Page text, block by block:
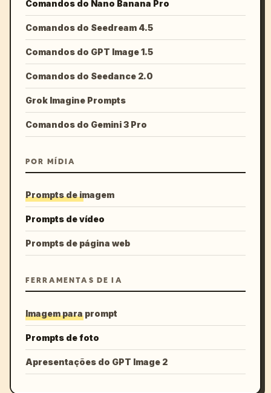
Comandos do Nano Banana Pro
Comandos do Seedream 4.5
Comandos do GPT Image 1.5
Comandos do Seedance 2.0
Grok Imagine Prompts
Comandos do Gemini 3 Pro
POR MÍDIA
Prompts de imagem
Prompts de vídeo
Prompts de página web
FERRAMENTAS DE IA
Imagem para prompt
Prompts de foto
Apresentações do GPT Image 2